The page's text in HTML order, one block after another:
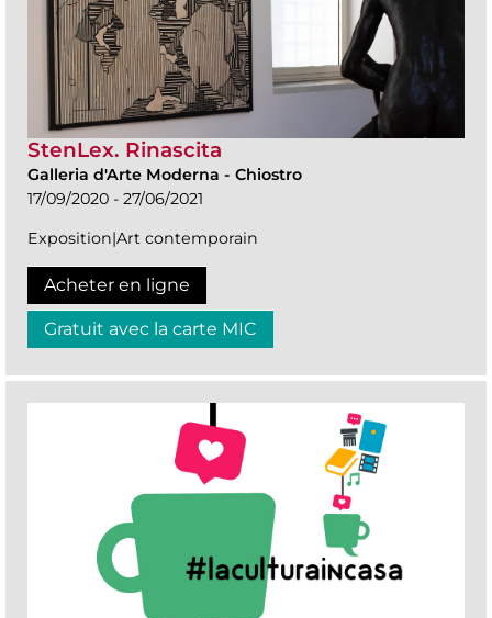
StenLex. Rinascita
Galleria d'Arte Moderna - Chiostro
17/09/2020 - 27/06/2021
Exposition|Art contemporain
Acheter en ligne
Gratuit avec la carte MIC